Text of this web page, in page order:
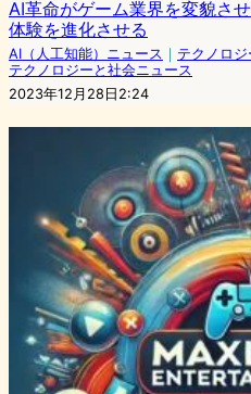
AI革命がゲーム業界を変貌さ
体験を進化させる
AI（人工知能）ニュース ｜ テクノロ
テクノロジーと社会ニュース
2023年12月28日2:24